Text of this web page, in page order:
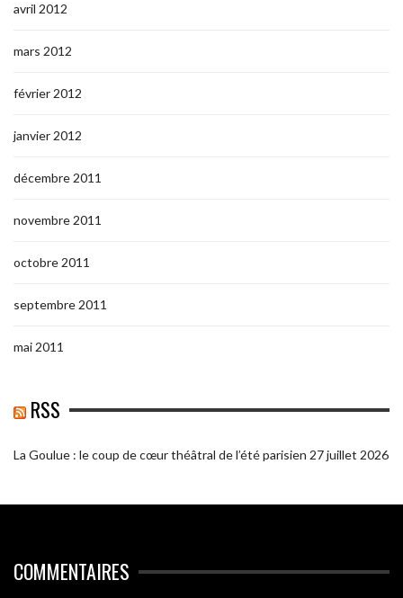
avril 2012
mars 2012
février 2012
janvier 2012
décembre 2011
novembre 2011
octobre 2011
septembre 2011
mai 2011
RSS
La Goulue : le coup de cœur théâtral de l’été parisien 27 juillet 2026
COMMENTAIRES